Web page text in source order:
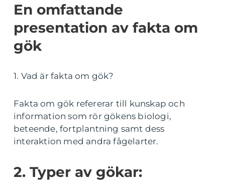
En omfattande
presentation av fakta om
gök
1. Vad är fakta om gök?
Fakta om gök refererar till kunskap och
information som rör gökens biologi,
beteende, fortplantning samt dess
interaktion med andra fågelarter.
2. Typer av gökar: